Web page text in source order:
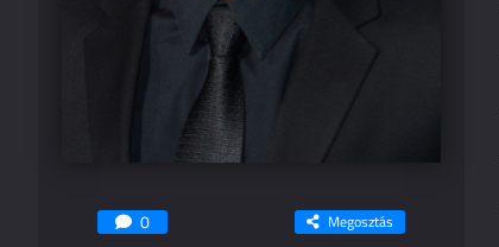
0 Megosztás